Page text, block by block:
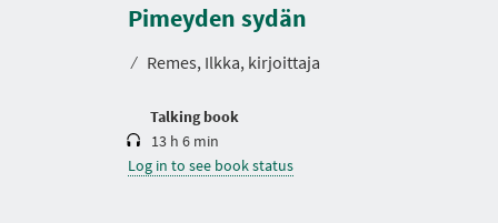
Pimeyden sydän
⁄ Remes, Ilkka, kirjoittaja
Talking book
r
a
i
13 h 6 min
Log in to see book status